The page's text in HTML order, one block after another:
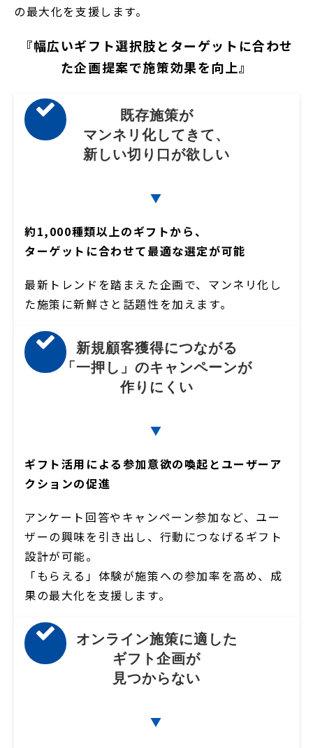
の最大化を支援します。
『幅広いギフト選択肢とターゲットに合わせ
た企画提案で施策効果を向上』
既存施策が
マンネリ化してきて、
新しい切り口が欲しい
▼
約1,000種類以上のギフトから、
ターゲットに合わせて最適な選定が可能
最新トレンドを踏まえた企画で、マンネリ化し
た施策に新鮮さと話題性を加えます。
新規顧客獲得につながる
「一押し」のキャンペーンが
作りにくい
▼
ギフト活用による参加意欲の喚起とユーザーア
クションの促進
アンケート回答やキャンペーン参加など、ユー
ザーの興味を引き出し、行動につなげるギフト
設計が可能。
「もらえる」体験が施策への参加率を高め、成
果の最大化を支援します。
オンライン施策に適した
ギフト企画が
見つからない
▼